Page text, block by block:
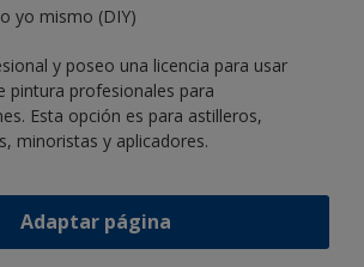
yo mismo (DIY)
y poseo una licencia para usar
pintura profesionales para
Esta opción es para astilleros,
minoristas y aplicadores.
Adaptar página
Siga a International: